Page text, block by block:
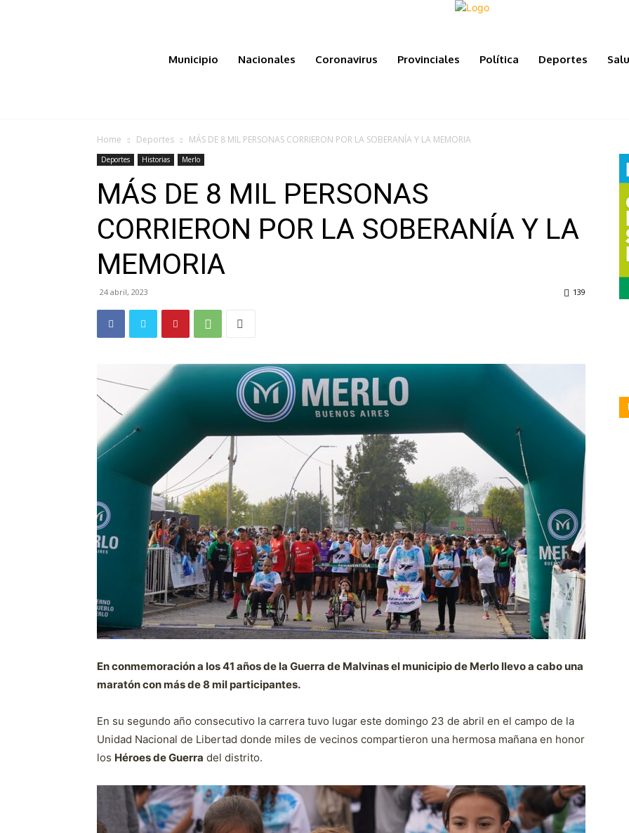
Municipio Nacionales Coronavirus Provinciales Política Deportes
Home Deportes MÁS DE 8 MIL PERSONAS CORRIERON POR LA SOBERANÍA Y LA MEMORIA
Deportes Historias Merlo
MÁS DE 8 MIL PERSONAS
CORRIERON POR LA SOBERANÍA Y LA
MEMORIA
24 abril, 2023 139
En conmemoración a los 41 años de la Guerra de Malvinas el municipio de Merlo llevo a cabo una
maratón con más de 8 mil participantes.
En su segundo año consecutivo la carrera tuvo lugar este domingo 23 de abril en el campo de la
Unidad Nacional de Libertad donde miles de vecinos compartieron una hermosa mañana en honor
los Héroes de Guerra del distrito.